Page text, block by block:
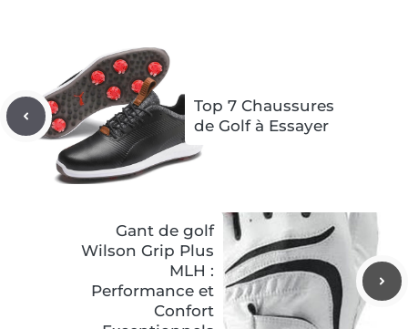
Top 7 Chaussures
de Golf à Essayer
Gant de golf
Wilson Grip Plus
MLH :
Performance et
Confort